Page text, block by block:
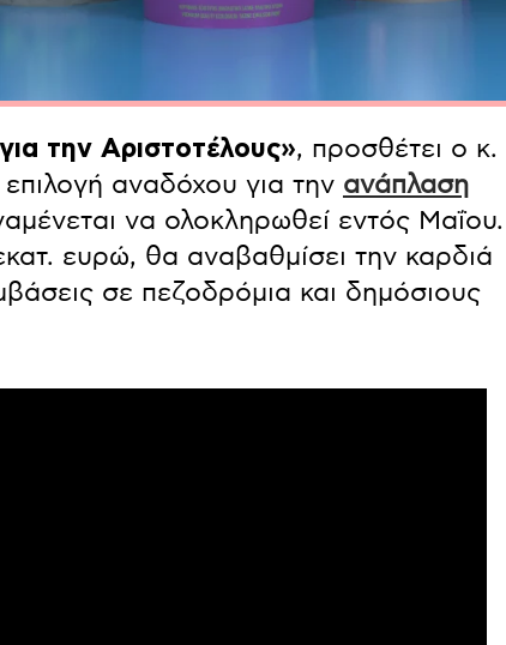
την Αριστοτέλους», προσθέτει ο κ.
αναδόχου για την ανάπλαση
να ολοκληρωθεί εντός Μαΐου.
ευρώ, θα αναβαθμίσει την καρδιά
σε πεζοδρόμια και δημόσιους